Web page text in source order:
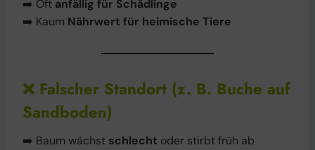
➡️ Oft anfällig für Schädlinge
➡️ Kaum Nährwert für heimische Tiere
❌ Falscher Standort (z. B. Buche auf
Sandboden)
➡️ Baum wächst schlecht oder stirbt früh ab